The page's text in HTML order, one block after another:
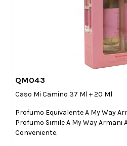
QM043
Caso Mi Camino 37 Ml + 20 Ml
Profumo Equivalente A My Way
Profumo Simile A My Way Armani
Conveniente.